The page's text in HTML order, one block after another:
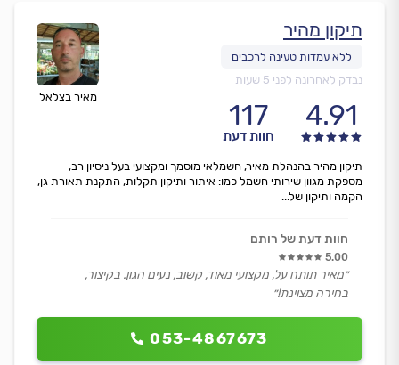
מאיר בצלאל
תיקון מהיר
נבדק לאחרונה לפני 5 שעות
4.91
117
חוות דעת
053-4867673
תיקון מהיר בהנהלת מאיר, חשמלאי מוסמך ומקצועי בעל ניסיון רב,
מספקת מגוון שירותי חשמל כמו: איתור ותיקון תקלות, התקנת תאורת גן,
הקמה ותיקון של...
חוות דעת של רותם
5.00
״מאיר תותח על, מקצועי מאוד, קשוב, נעים הגון. בקיצור,
בחירה מצוינת!״